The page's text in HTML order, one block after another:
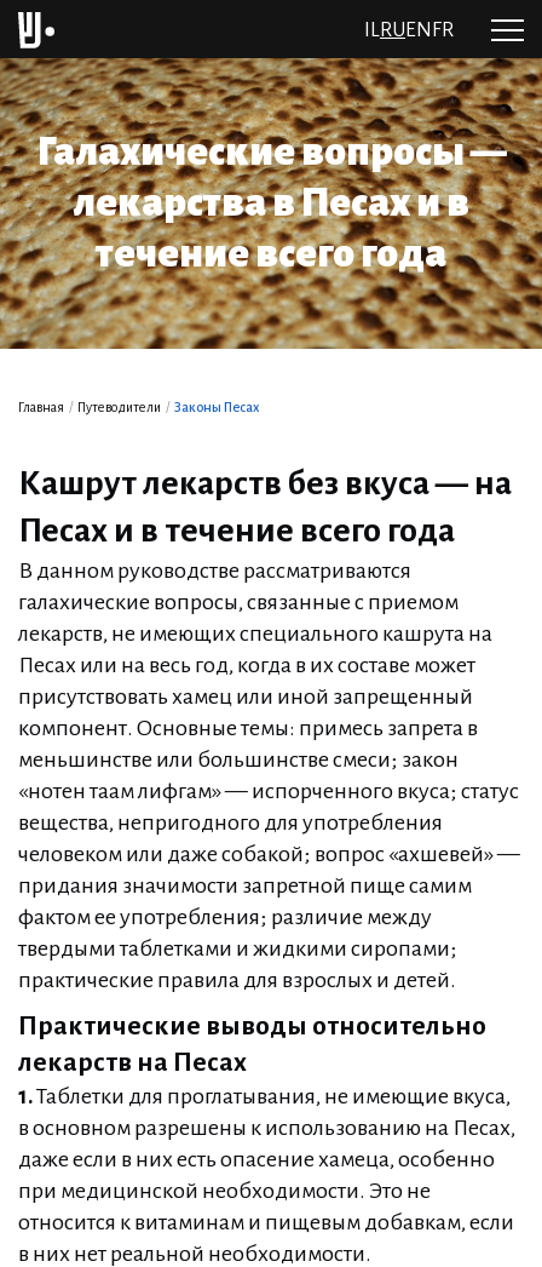
RU EN FR
Галахические вопросы —
лекарства в Песах и в
течение всего года
Главная / Путеводители / Законы Песах
Кашрут лекарств без вкуса — на
Песах и в течение всего года
В данном руководстве рассматриваются
галахические вопросы, связанные с приемом
лекарств, не имеющих специального кашрута на
Песах или на весь год, когда в их составе может
присутствовать хамец или иной запрещенный
компонент. Основные темы: примесь запрета в
меньшинстве или большинстве смеси; закон
«нотен таам лифгам» — испорченного вкуса; статус
вещества, непригодного для употребления
человеком или даже собакой; вопрос «ахшевей» —
придания значимости запретной пище самим
фактом ее употребления; различие между
твердыми таблетками и жидкими сиропами;
практические правила для взрослых и детей.
Практические выводы относительно
лекарств на Песах
1.Таблетки для проглатывания, не имеющие вкуса,
в основном разрешены к использованию на Песах,
даже если в них есть опасение хамеца, особенно
при медицинской необходимости. Это не
относится к витаминам и пищевым добавкам, если
в них нет реальной необходимости.